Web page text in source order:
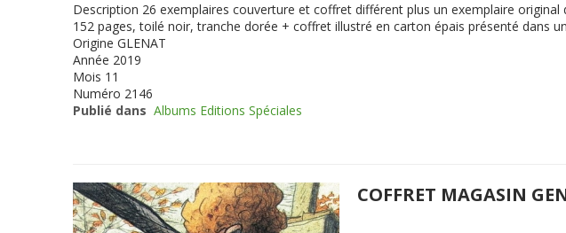
Description 26 exemplaires couverture et coffret différent plus un exemplaire
152 pages, toilé noir, tranche dorée + coffret illustré en carton épais présenté dans
Origine GLENAT
Année 2019
Mois 11
Numéro 2146
Publié dans Albums Editions Spéciales
COFFRET MAGASIN